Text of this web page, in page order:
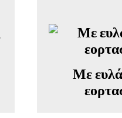
Με